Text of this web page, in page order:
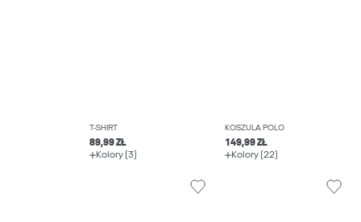
T-SHIRT
89,99 ZŁ
Kolory (3)
KOSZULA POLO
149,99 ZŁ
Kolory (22)